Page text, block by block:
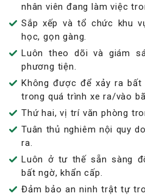
nhân viên đang làm việc
Sắp xếp và tổ chức khu
học, gọn gàng.
Luôn theo dõi và giám
phương tiện.
Không được để xảy ra
trong quá trình xe ra/vào
Thứ hai, vị trí văn phòng
Tuân thủ nghiêm nội quy
ra.
Luôn ở tư thế sẵn sàng
bất ngờ, khẩn cấp.
Đảm bảo an ninh trật tự